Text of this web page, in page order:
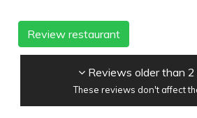
Review restaurant
Reviews older than 2
These reviews don't affect